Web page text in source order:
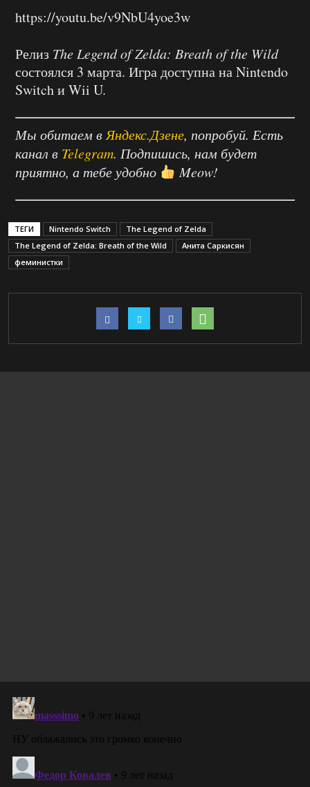
https://youtu.be/v9NbU4yoe3w
Релиз The Legend of Zelda: Breath of the Wild
состоялся 3 марта. Игра доступна на Nintendo
Switch и Wii U.
Мы обитаем в Яндекс.Дзене, попробуй. Есть
канал в Telegram. Подпишись, нам будет
приятно, а тебе удобно
Meow!
ТЕГИ Nintendo Switch
The Legend of Zelda
The Legend of Zelda: Breath of the Wild
Анита Саркисян
феминистки